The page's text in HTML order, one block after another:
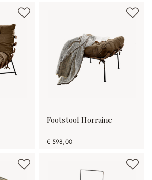
Footstool Horraine
€ 598,00